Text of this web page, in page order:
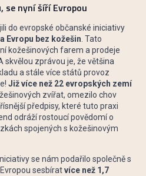
se nyní šíří Evropou
do evropské občanské iniciativy
Evropu bez kožešin . Tato
kožešinových farem a prodeje
skvělou zprávou je, že většina
a stále více států provoz
Již více než 22 evropských zemí
zvířat, omezilo chov
předpisy, které tuto praxi
odráží rostoucí povědomí o
spojených s kožešinovým
se nám podařilo společně s
sesbíratvíce než 1,7